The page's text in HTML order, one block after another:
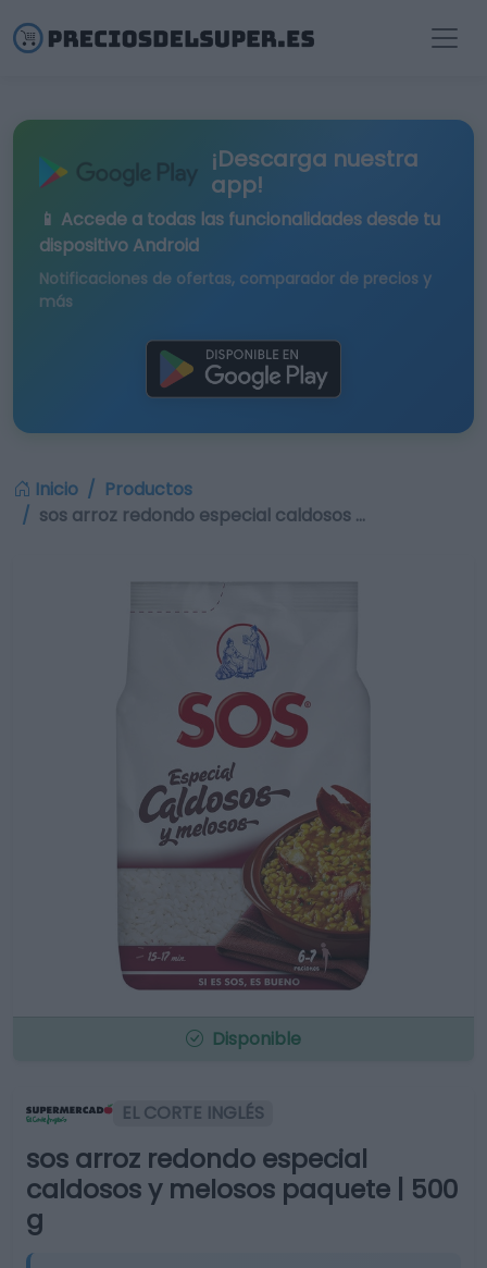
¡Descarga nuestra
app!
📱 Accede a todas las funcionalidades desde tu
dispositivo Android
Notificaciones de ofertas, comparador de precios y
más
Inicio
Productos
sos arroz redondo especial caldosos …
Disponible
EL CORTE INGLÉS
sos arroz redondo especial
caldosos y melosos paquete | 500
g